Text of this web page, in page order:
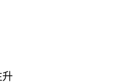
升